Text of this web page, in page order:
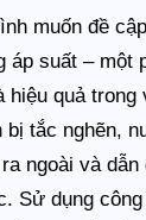
muốn đề
áp suất – một
hiệu quả
bị tắc nghẽn,
ngoài và dẫn
Sử dụng công